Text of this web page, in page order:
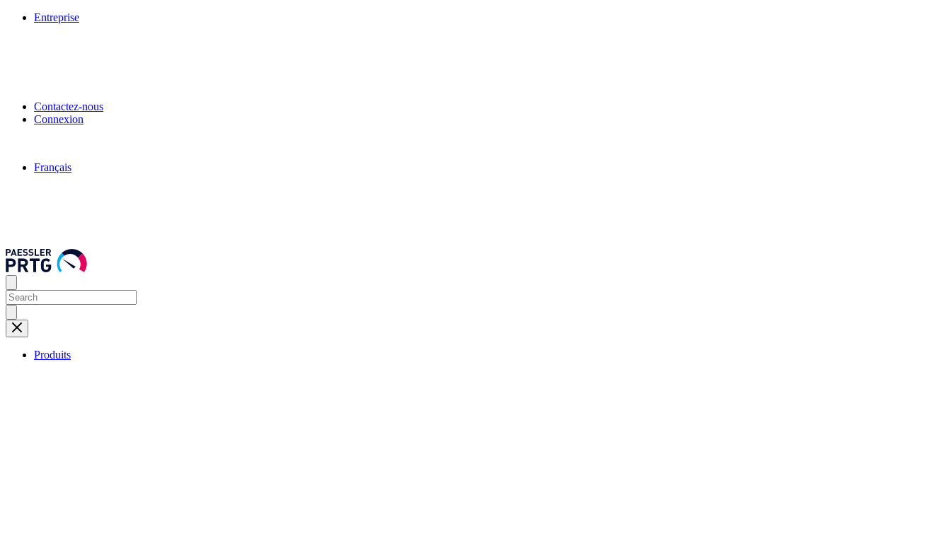
Entreprise
Contactez-nous
Connexion
Français
Produits